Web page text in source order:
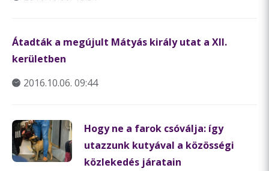
Átadták a megújult Mátyás király utat a XII.
kerületben
2016.10.06. 09:44
Hogy ne a farok csóválja: így
utazzunk kutyával a közösségi
közlekedés járatain